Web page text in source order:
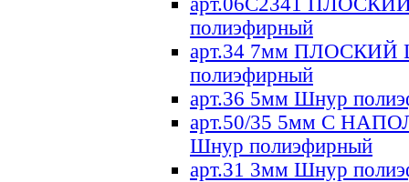
полиэфирный
арт.34 7мм ПЛОСКИЙ
полиэфирный
арт.36 5мм Шнур
арт.50/35 5мм С
Шнур полиэфирный
арт.31 3мм Шнур